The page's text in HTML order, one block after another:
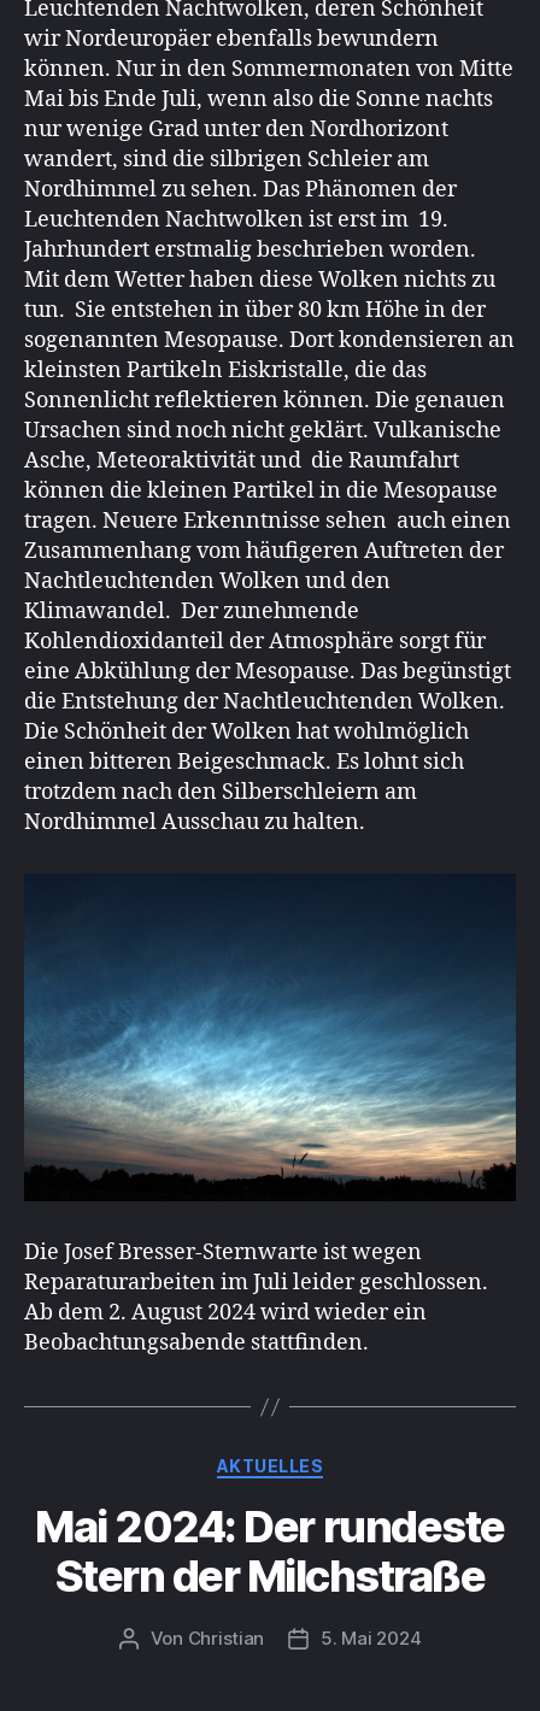
Leuchtenden Nachtwolken, deren Schönheit
wir Nordeuropäer ebenfalls bewundern
können. Nur in den Sommermonaten von Mitte
Mai bis Ende Juli, wenn also die Sonne nachts
nur wenige Grad unter den Nordhorizont
wandert, sind die silbrigen Schleier am
Nordhimmel zu sehen. Das Phänomen der
Leuchtenden Nachtwolken ist erst im 19.
Jahrhundert erstmalig beschrieben worden.
Mit dem Wetter haben diese Wolken nichts zu
tun. Sie entstehen in über 80 km Höhe in der
sogenannten Mesopause. Dort kondensieren an
kleinsten Partikeln Eiskristalle, die das
Sonnenlicht reflektieren können. Die genauen
Ursachen sind noch nicht geklärt. Vulkanische
Asche, Meteoraktivität und die Raumfahrt
können die kleinen Partikel in die Mesopause
tragen. Neuere Erkenntnisse sehen auch einen
Zusammenhang vom häufigeren Auftreten der
Nachtleuchtenden Wolken und den
Klimawandel. Der zunehmende
Kohlendioxidanteil der Atmosphäre sorgt für
eine Abkühlung der Mesopause. Das begünstigt
die Entstehung der Nachtleuchtenden Wolken.
Die Schönheit der Wolken hat wohlmöglich
einen bitteren Beigeschmack. Es lohnt sich
trotzdem nach den Silberschleiern am
Nordhimmel Ausschau zu halten.
Die Josef Bresser-Sternwarte ist wegen
Reparaturarbeiten im Juli leider geschlossen.
Ab dem 2. August 2024 wird wieder ein
Beobachtungsabende stattfinden.
Kategorien
AKTUELLES
Mai 2024: Der rundeste
Stern der Milchstraße
Beitragsautor
Von Christian Beitragsdatum
5. Mai 2024